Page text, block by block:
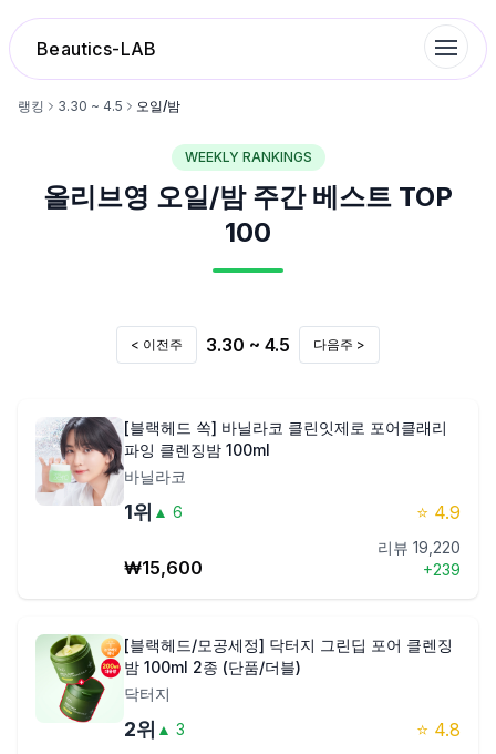
Beautics-LAB
찜 목록
루틴탐색
랭킹 3.30 ~ 4.5 오일/밤
WEEKLY RANKINGS
올리브영 오일/밤주간 베스트 TOP
100
< 이전주 3.30 ~ 4.5 다음주 >
[블랙헤드 쏙] 바닐라코 클린잇제로 포어클래리
파잉 클렌징밤 100ml
바닐라코
1위 ▲ 6 ⭐ 4.9
₩15,600
리뷰 19,220
+239
[블랙헤드/모공세정] 닥터지 그린딥 포어 클렌징
밤 100ml 2종 (단품/더블)
닥터지
2위 ▲ 3 ⭐ 4.8